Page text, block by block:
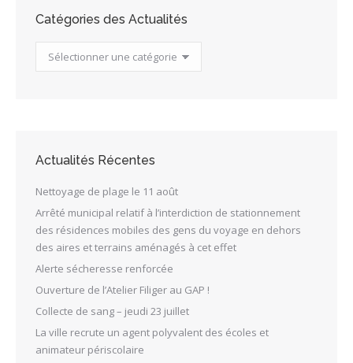
Catégories des Actualités
Catégories
des
Actualités Récentes
Nettoyage de plage le 11 août
Arrêté municipal relatif à l’interdiction de stationnement
des résidences mobiles des gens du voyage en dehors
des aires et terrains aménagés à cet effet
Alerte sécheresse renforcée
Ouverture de l’Atelier Filiger au GAP !
Collecte de sang – jeudi 23 juillet
La ville recrute un agent polyvalent des écoles et
animateur périscolaire